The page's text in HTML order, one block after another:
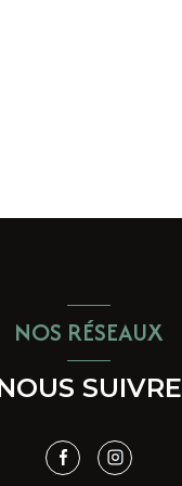
NOS RÉSEAUX
SUIVRE